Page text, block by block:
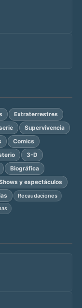
Extraterrestres
Supervivencia
Comics
3-D
Biográfica
y espectáculos
Recaudaciones